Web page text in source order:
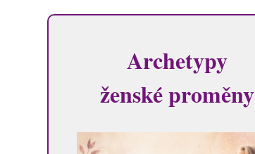
Archetypy
ženské proměny